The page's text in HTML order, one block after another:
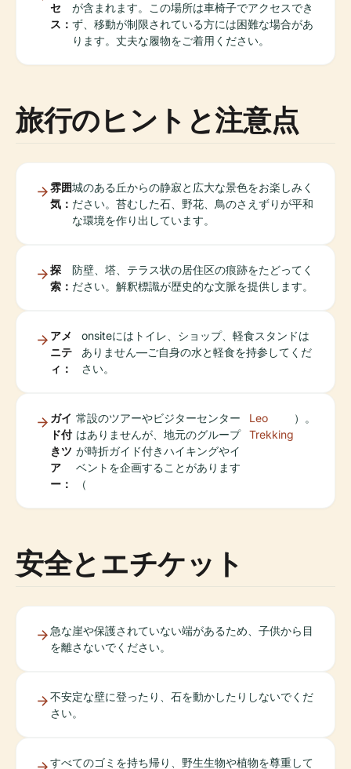
セ
ス：
が含まれます。この場所は車椅子でアクセスでき
ず、移動が制限されている方には困難な場合があ
ります。丈夫な履物をご着用ください。
旅行のヒントと注意点
雰囲
気：
城のある丘からの静寂と広大な景色をお楽しみく
ださい。苔むした石、野花、鳥のさえずりが平和
な環境を作り出しています。
探
索：
防壁、塔、テラス状の居住区の痕跡をたどってく
ださい。解釈標識が歴史的な文脈を提供します。
アメ
ニテ
ィ：
onsiteにはトイレ、ショップ、軽食スタンドは
ありません—ご自身の水と軽食を持参してくだ
さい。
ガイ
ド付
きツ
ア
ー：
常設のツアーやビジターセンター
はありませんが、地元のグループ
が時折ガイド付きハイキングやイ
ベントを企画することがあります
（
Leo
Trekking
）。
安全とエチケット
急な崖や保護されていない端があるため、子供から目
を離さないでください。
不安定な壁に登ったり、石を動かしたりしないでくだ
さい。
すべてのゴミを持ち帰り、野生生物や植物を尊重して